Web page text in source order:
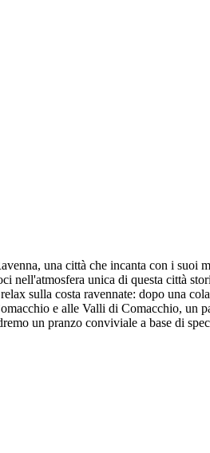
una città che incanta con i suoi
nell'atmosfera unica di questa città
sulla costa ravennate: dopo una
e alle Valli di Comacchio, un
un pranzo conviviale a base di